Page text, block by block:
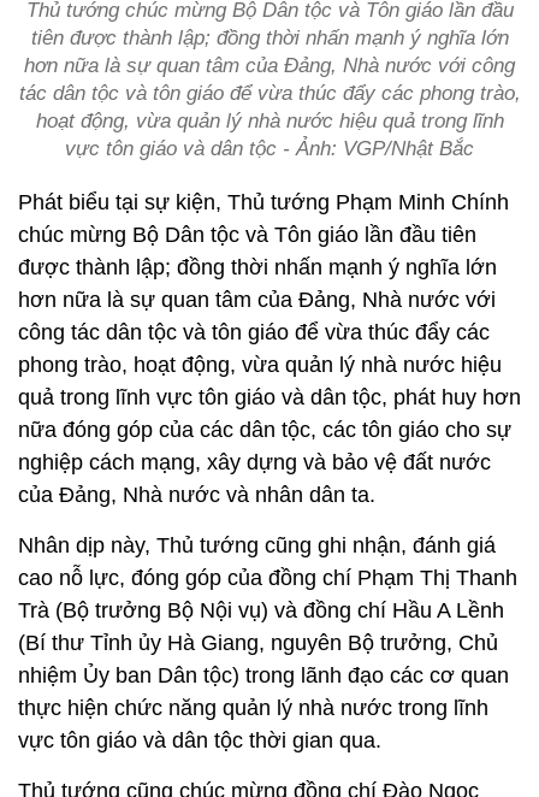
Thủ tướng chúc mừng Bộ Dân tộc và Tôn giáo lần đầu
tiên được thành lập; đồng thời nhấn mạnh ý nghĩa lớn
hơn nữa là sự quan tâm của Đảng, Nhà nước với công
tác dân tộc và tôn giáo để vừa thúc đẩy các phong trào,
hoạt động, vừa quản lý nhà nước hiệu quả trong lĩnh
vực tôn giáo và dân tộc - Ảnh: VGP/Nhật Bắc
Phát biểu tại sự kiện, Thủ tướng Phạm Minh Chính
chúc mừng Bộ Dân tộc và Tôn giáo lần đầu tiên
được thành lập; đồng thời nhấn mạnh ý nghĩa lớn
hơn nữa là sự quan tâm của Đảng, Nhà nước với
công tác dân tộc và tôn giáo để vừa thúc đẩy các
phong trào, hoạt động, vừa quản lý nhà nước hiệu
quả trong lĩnh vực tôn giáo và dân tộc, phát huy hơn
nữa đóng góp của các dân tộc, các tôn giáo cho sự
nghiệp cách mạng, xây dựng và bảo vệ đất nước
của Đảng, Nhà nước và nhân dân ta.
Nhân dịp này, Thủ tướng cũng ghi nhận, đánh giá
cao nỗ lực, đóng góp của đồng chí Phạm Thị Thanh
Trà (Bộ trưởng Bộ Nội vụ) và đồng chí Hầu A Lềnh
(Bí thư Tỉnh ủy Hà Giang, nguyên Bộ trưởng, Chủ
nhiệm Ủy ban Dân tộc) trong lãnh đạo các cơ quan
thực hiện chức năng quản lý nhà nước trong lĩnh
vực tôn giáo và dân tộc thời gian qua.
Thủ tướng cũng chúc mừng đồng chí Đào Ngọc